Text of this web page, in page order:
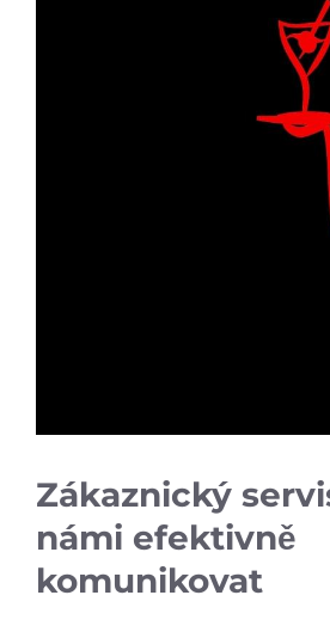
Zákaznický
námi efektivně
komunikovat